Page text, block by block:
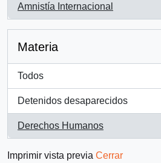
Amnistía Internacional
, 1 resultados
Materia
Todos
Detenidos desaparecidos
, 1 resultados
Derechos Humanos
, 1 resultados
Imprimir vista previa Cerrar